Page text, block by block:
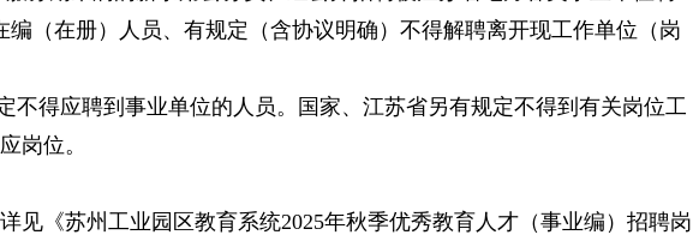
编（在册）人员、有规定（含协议明确）不得解聘离开现工作单位（岗
不得应聘到事业单位的人员。国家、江苏省另有规定不得到有关岗位工
岗位。
见《苏州工业园区教育系统2025年秋季优秀教育人才（事业编）招聘岗